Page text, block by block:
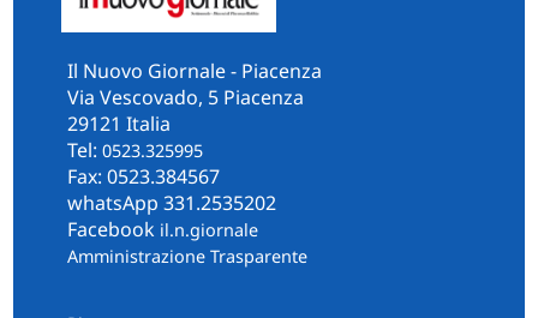
Il Nuovo Giornale - Piacenza
Via Vescovado, 5 Piacenza
29121 Italia
Tel: 0523.325995
Fax: 0523.384567
whatsApp 331.2535202
Facebook il.n.giornale
Amministrazione Trasparente